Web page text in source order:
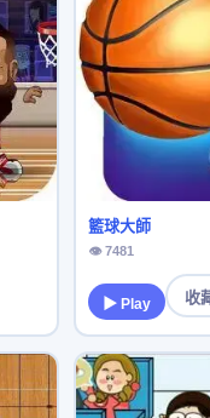
籃球大師
👁 7481
▶ Play 收